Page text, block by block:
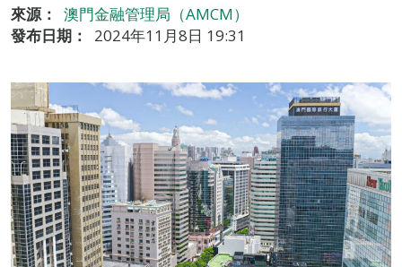
來源：
澳門金融管理局（AMCM）
發布日期：
2024年11月8日 19:31